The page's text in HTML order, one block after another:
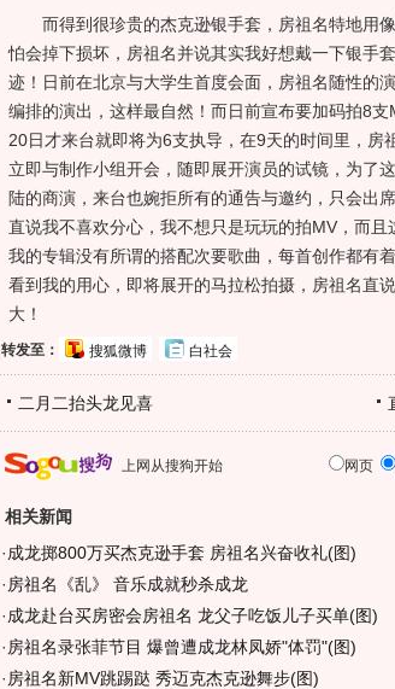
而得到很珍贵的杰克逊银手套，房祖名特地用像
怕会掉下损坏，房祖名并说其实我好想戴一下银手
迹！日前在北京与大学生首度会面，房祖名随性的
编排的演出，这样最自然！而日前宣布要加码拍8
20日才来台就即将为6支执导，在9天的时间里，
立即与制作小组开会，随即展开演员的试镜，为了
陆的商演，来台也婉拒所有的通告与邀约，只会出
直说我不喜欢分心，我不想只是玩玩的拍MV，而
我的专辑没有所谓的搭配次要歌曲，每首创作都有
看到我的用心，即将展开的马拉松拍摄，房祖名直
大！
转发至： 搜狐微博 白社会
二月二抬头龙见喜
上网从搜狗开始 网页
相关新闻
·成龙掷800万买杰克逊手套 房祖名兴奋收礼(图)
· 房祖名《乱》 音乐成就秒杀成龙
·成龙赴台买房密会房祖名 龙父子吃饭儿子买单(图)
· 房祖名录张菲节目 爆曾遭成龙林凤娇"体罚"(图)
· 房祖名新MV跳踢跶 秀迈克杰克逊舞步(图)